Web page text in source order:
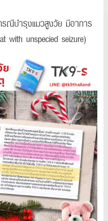
รณีบำรุงแมวสูงวัย มีอาการ
with unspecified seizure)